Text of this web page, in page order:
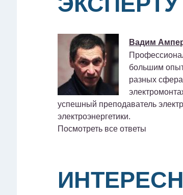
Вадим
большим
разных
успешный преподаватель
электроэнергетики.
Посмотреть все ответы